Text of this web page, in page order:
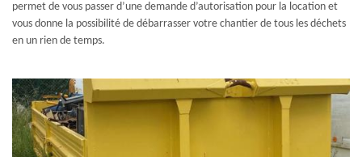
permet de vous passer d’une demande d’autorisation pour la location et
vous donne la possibilité de débarrasser votre chantier de tous les déchets
en un rien de temps.